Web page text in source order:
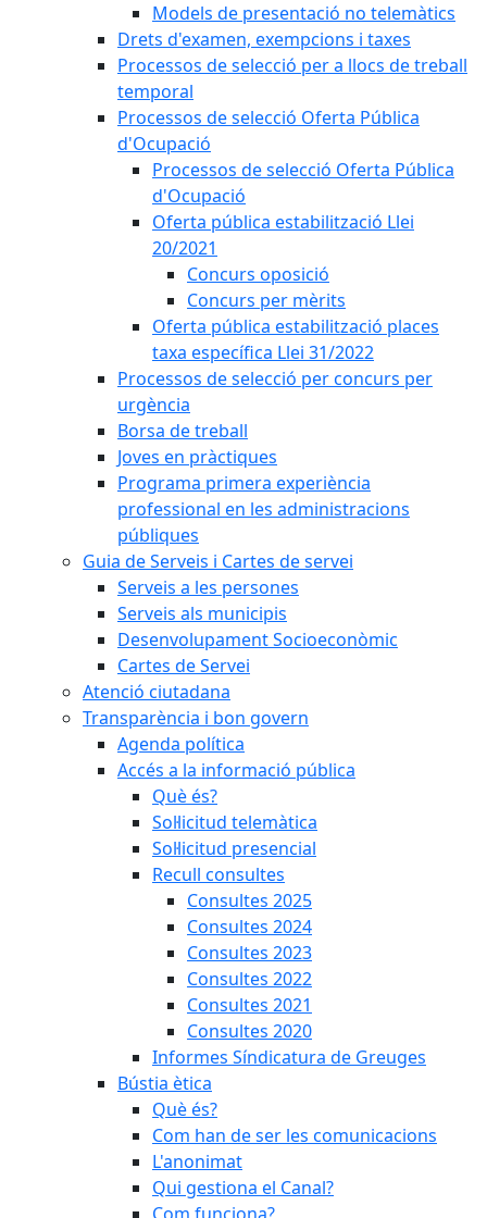
Models de presentació no telemàtics
Drets d'examen, exempcions i taxes
Processos de selecció per a llocs de treball
temporal
Processos de selecció Oferta Pública
d'Ocupació
Processos de selecció Oferta Pública
d'Ocupació
Oferta pública estabilització Llei
20/2021
Concurs oposició
Concurs per mèrits
Oferta pública estabilització places
taxa específica Llei 31/2022
Processos de selecció per concurs per
urgència
Borsa de treball
Joves en pràctiques
Programa primera experiència
professional en les administracions
públiques
Guia de Serveis i Cartes de servei
Serveis a les persones
Serveis als municipis
Desenvolupament Socioeconòmic
Cartes de Servei
Atenció ciutadana
Transparència i bon govern
Agenda política
Accés a la informació pública
Què és?
Sol·licitud telemàtica
Sol·licitud presencial
Recull consultes
Consultes 2025
Consultes 2024
Consultes 2023
Consultes 2022
Consultes 2021
Consultes 2020
Informes Síndicatura de Greuges
Bústia ètica
Què és?
Com han de ser les comunicacions
L'anonimat
Qui gestiona el Canal?